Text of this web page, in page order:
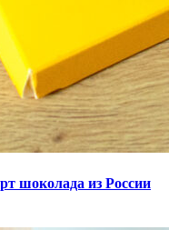
шоколада из России